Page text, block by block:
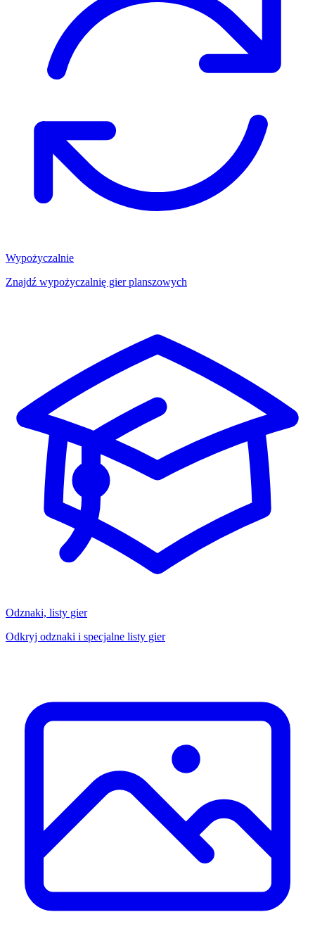
Wypożyczalnie
Znajdź wypożyczalnię gier planszowych
Odznaki, listy gier
Odkryj odznaki i specjalne listy gier